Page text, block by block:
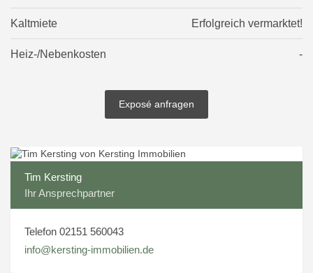
Kaltmiete Erfolgreich vermarktet!
Heiz-/Nebenkosten -
Exposé anfragen
Tim Kersting
Ihr Ansprechpartner
Telefon 02151 560043
info@kersting-immobilien.de